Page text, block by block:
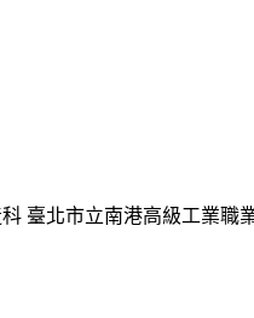
臺北市立南港高級工業職